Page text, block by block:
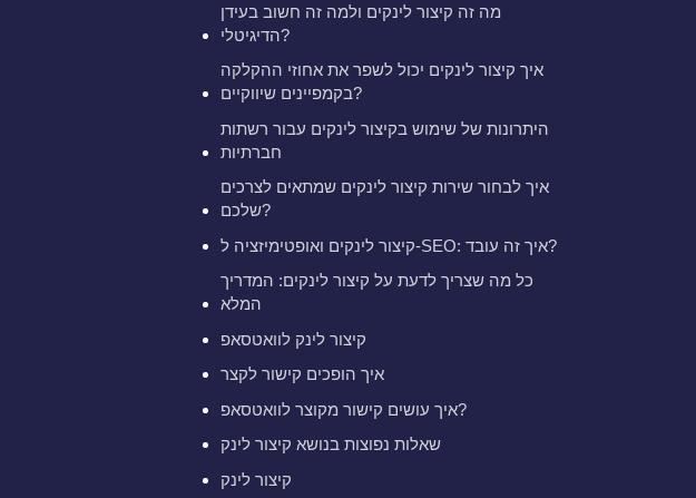
מה זה קיצור לינקים ולמה זה חשוב בעידן
הדיגיטלי?
איך קיצור לינקים יכול לשפר את אחוזי ההקלקה
בקמפיינים שיווקיים?
היתרונות של שימוש בקיצור לינקים עבור רשתות
חברתיות
איך לבחור שירות קיצור לינקים שמתאים לצרכים
שלכם?
קיצור לינקים ואופטימיזציה ל-SEO: איך זה עובד?
כל מה שצריך לדעת על קיצור לינקים: המדריך
המלא
קיצור לינק לוואטסאפ
איך הופכים קישור לקצר
איך עושים קישור מקוצר לוואטסאפ?
שאלות נפוצות בנושא קיצור לינק
קיצור לינק